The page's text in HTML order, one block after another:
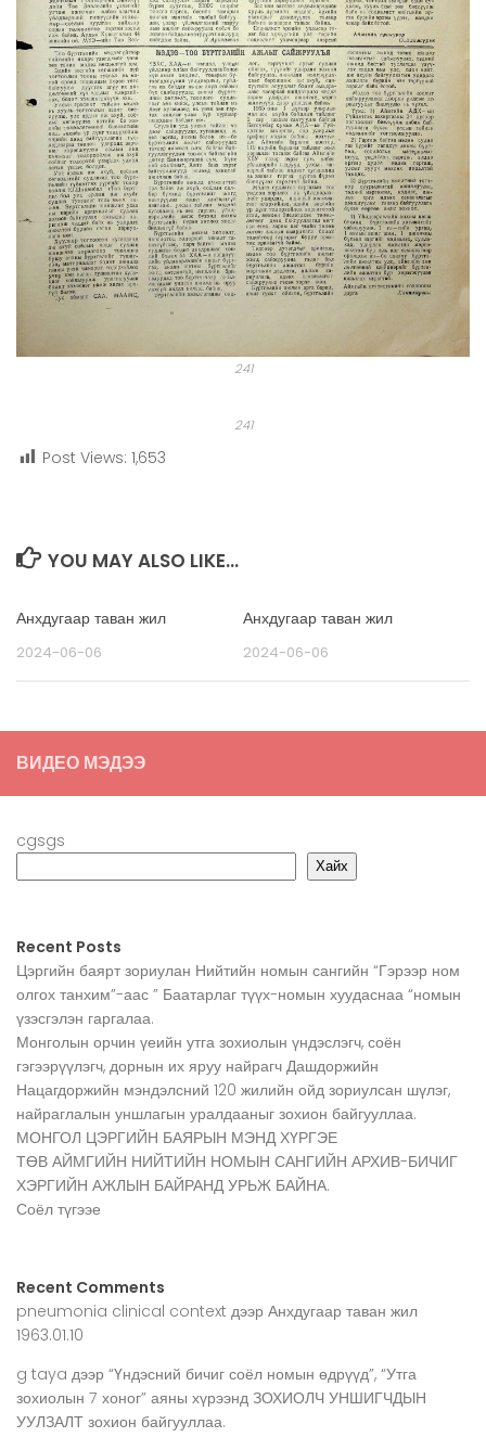
241
241
Post Views: 1,653
YOU MAY ALSO LIKE...
Анхдугаар таван жил
2024-06-06
Анхдугаар таван жил
2024-06-06
ВИДЕО МЭДЭЭ
cgsgs
Хайх
Recent Posts
Цэргийн баярт зориулан Нийтийн номын сангийн “Гэрээр ном
олгох танхим”-аас ” Баатарлаг түүх-номын хуудаснаа “номын
үзэсгэлэн гаргалаа.
Монголын орчин үеийн утга зохиолын үндэслэгч, соён
гэгээрүүлэгч, дорнын их яруу найрагч Дашдоржийн
Нацагдоржийн мэндэлсний 120 жилийн ойд зориулсан шүлэг,
найраглалын уншлагын уралдааныг зохион байгууллаа.
МОНГОЛ ЦЭРГИЙН БАЯРЫН МЭНД ХҮРГЭЕ
ТӨВ АЙМГИЙН НИЙТИЙН НОМЫН САНГИЙН АРХИВ-БИЧИГ
ХЭРГИЙН АЖЛЫН БАЙРАНД УРЬЖ БАЙНА.
Соёл түгээе
Recent Comments
pneumonia clinical context дээр Анхдугаар таван жил
1963.01.10
g taya дээр “Үндэсний бичиг соёл номын өдрүүд”, “Утга
зохиолын 7 хоног” аяны хүрээнд ЗОХИОЛЧ УНШИГЧДЫН
УУЛЗАЛТ зохион байгууллаа.